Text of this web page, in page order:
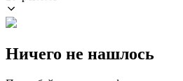
Ничего не нашлось